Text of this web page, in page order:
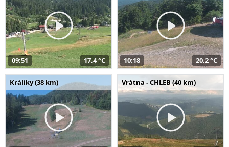
09:51 17,4 °C 10:18 20,2 °C
Králiky (38 km) Vrátna - CHLEB (40 km)